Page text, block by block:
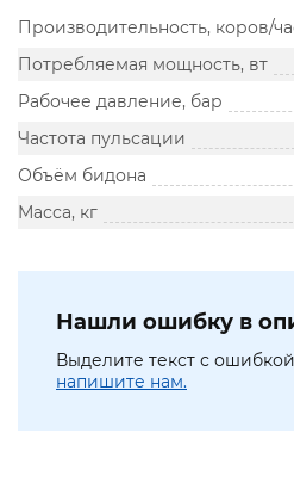
Производительность, коров/
Потребляемая мощность, вт
Рабочее давление, бар
Частота пульсации
Объём бидона
Масса, кг
Нашли ошибку в
Выделите текст с
напишите нам.